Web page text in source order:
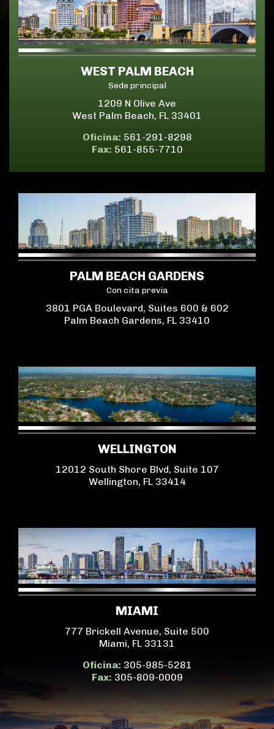
WEST PALM BEACH
Sede principal
1209 N Olive Ave
West Palm Beach, FL 33401
Oficina: 561-291-8298
Fax: 561-855-7710
PALM BEACH GARDENS
Con cita previa
3801 PGA Boulevard, Suites 600 & 602
Palm Beach Gardens, FL 33410
WELLINGTON
12012 South Shore Blvd, Suite 107
Wellington, FL 33414
MIAMI
777 Brickell Avenue, Suite 500
Miami, FL 33131
Oficina: 305-985-5281
Fax: 305-809-0009